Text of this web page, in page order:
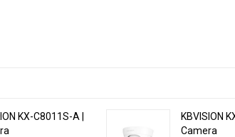
KX-C8011S-A |
KBVISION
Camera